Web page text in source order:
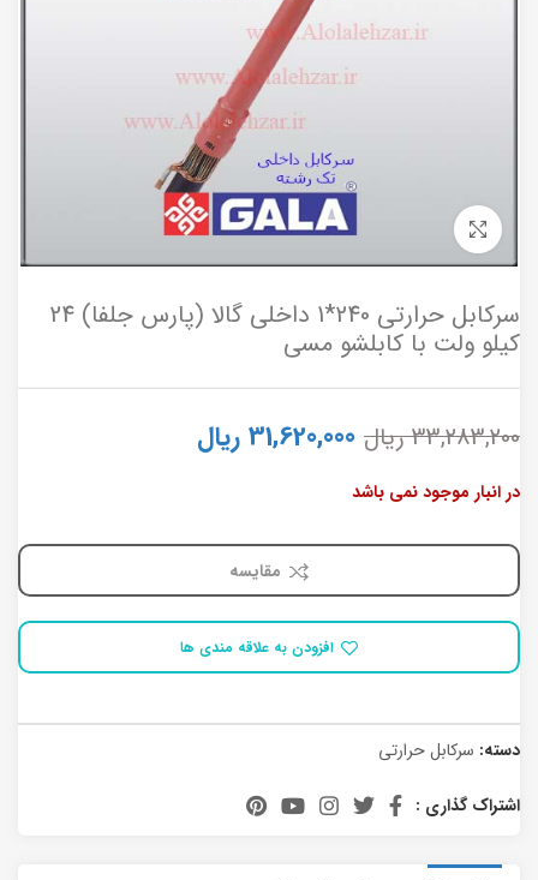
برای بزرگنمایی کلیک کنید
سرکابل حرارتی 240*1 داخلی گالا (پارس جلفا) 24
کیلو ولت با کابلشو مسی
33,283,200 ریال 31,620,000 ریال
در انبار موجود نمی باشد
مقایسه
افزودن به علاقه مندی ها
دسته: سرکابل حرارتی
اشتراک گذاری :